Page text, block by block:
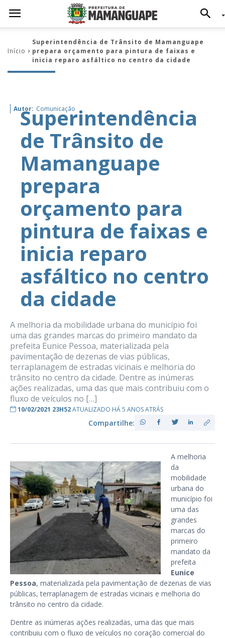
Início
Superintendência de Trânsito de Mamanguape
prepara orçamento para pintura de faixas e
inicia reparo asfáltico no centro da cidade
Autor: Comunicação
Superintendência
de Trânsito de
Mamanguape
prepara
orçamento para
pintura de faixas e
inicia reparo
asfáltico no centro
da cidade
A melhoria da mobilidade urbana do município foi
uma das grandes marcas do primeiro mandato da
prefeita Eunice Pessoa, materializada pela
pavimentação de dezenas de vias públicas,
terraplanagem de estradas vicinais e melhoria do
trânsito no centro da cidade. Dentre as inúmeras
ações realizadas, uma das que mais contribuiu com o
fluxo de veículos no […]
10/02/2021 23H52ATUALIZADO HÁ 5 ANOS ATRÁS
Compartilhe:
A melhoria
da
mobilidade
urbana do
município foi
uma das
grandes
marcas do
primeiro
mandato da
prefeita
Eunice
Pessoa, materializada pela pavimentação de dezenas de vias
públicas, terraplanagem de estradas vicinais e melhoria do
trânsito no centro da cidade.
Dentre as inúmeras ações realizadas, uma das que mais
contribuiu com o fluxo de veículos no coração comercial do